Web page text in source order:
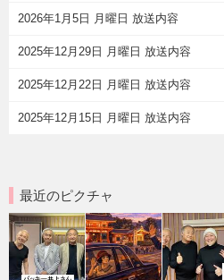
2026年1月5日 月曜日 放送内容
2025年12月29日 月曜日 放送内容
2025年12月22日 月曜日 放送内容
2025年12月15日 月曜日 放送内容
最近のピクチャ